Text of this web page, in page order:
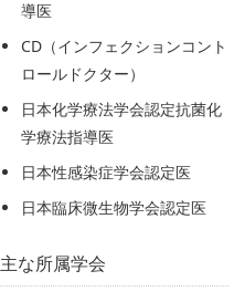
導医
CD（インフェクションコント
ロールドクター）
日本化学療法学会認定抗菌化
学療法指導医
日本性感染症学会認定医
日本臨床微生物学会認定医
主な所属学会